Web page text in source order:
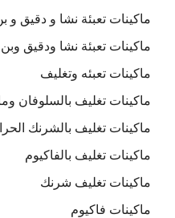
ماكينات تعبئة نشا و دقيق و
ماكينات تعبئة نشا ودقيق
ماكينات تعبئه وتغليف
ماكينات تغليف بالسلوفان
ماكينات تغليف بالشرنك
ماكينات تغليف بالفاكيوم
ماكينات تغليف شرنك
ماكينات فاكيوم